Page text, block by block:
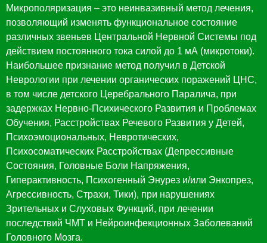
Микрополяризация – это неинвазивный метод лечения,
позволяющий изменять функциональное состояние
различных звеньев Центральной Нервной Системы под
действием постоянного тока силой до 1 мА (микротоки).
Наибольшее признание метод получил в Детской
Неврологии при лечении органических поражений ЦНС,
в том числе детского Церебрального Паралича, при
задержках Нервно-Психического Развития и Проблемах
Обучения, Расстройствах Речевого Развития у Детей,
Психоэмоциональных, Невротических,
Психосоматических Расстройствах (Депрессивные
Состояния, Головные Боли Напряжения,
Гиперактивность, Психогенный Энурез и/или Энкопрез,
Агрессивность, Страхи, Тики), при нарушениях
Зрительных и Слуховых Функций, при лечении
последствий ЧМТ и Нейроинфекционных Заболеваний
Головного Мозга.